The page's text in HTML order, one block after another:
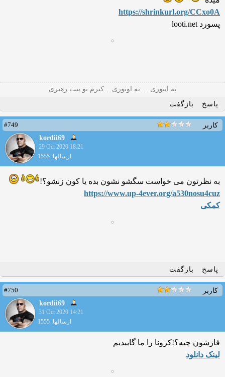
https://shrinkurl.org/CCxo0A
پسورد looti.net
نه اینوری ... نه اونوری ...کیرم تو بیت رهبری
پاسخ
بازگفت
کاربر
#749
kordii69
29 Oct 2020 18:21
ارسالها: 1555
به نظرتون می خواست سگشو نشون بده یا کون زنشو؟!
https://www.up-4ever.org/a530nosu4cuz
کمکی
پاسخ بازگفت
کاربر
#750
kordii69
31 Oct 2020 14:21
ارسالها: 1555
فازشون چیه؟!کرونا را ما گاییدیم
لینک دانلود